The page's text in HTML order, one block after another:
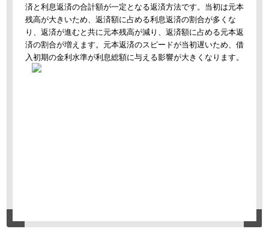
済と利息返済の合計額が一定となる返済方法です。当初は元本
残高が大きいため、返済額に占める利息返済の割合が多くな
り、返済が進むと共に元本残高が減り、返済額に占める元本返
済の割合が増えます。元本返済のスピードが当初遅いため、借
入初期の金利水準が利息総額に与える影響が大きくなります。